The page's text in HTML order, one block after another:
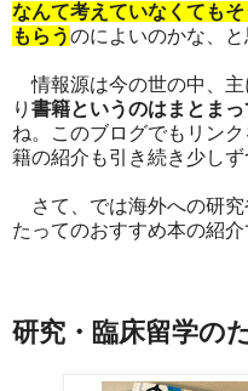
なんて考えていなくても
もらうのによいのかな、と
情報源は今の世の中、主
り 書籍というのはまとま
ね。このブログでもリン
籍の紹介も引き続き少しず
さて、では海外への研究
たってのおすすめ本の紹介
研究・臨床留学の